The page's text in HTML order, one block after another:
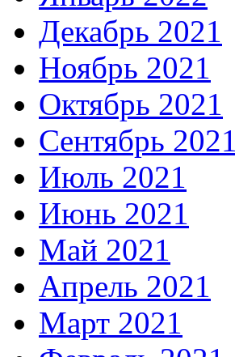
Декабрь 2021
Ноябрь 2021
Октябрь 2021
Сентябрь 2021
Июль 2021
Июнь 2021
Май 2021
Апрель 2021
Март 2021